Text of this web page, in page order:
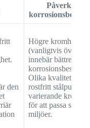
Påverkan
den
Högre kromhalt
(vanligtvis över
innebär bättre
Olika kvaliteter av
rostfritt stålpulver
varierande
för att passa
miljöer.